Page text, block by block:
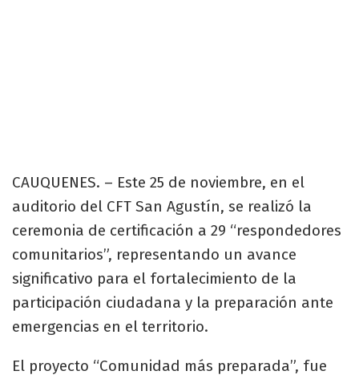
CAUQUENES. – Este 25 de noviembre, en el
auditorio del CFT San Agustín, se realizó la
ceremonia de certificación a 29 “respondedores
comunitarios”, representando un avance
significativo para el fortalecimiento de la
participación ciudadana y la preparación ante
emergencias en el territorio.
El proyecto “Comunidad más preparada”, fue